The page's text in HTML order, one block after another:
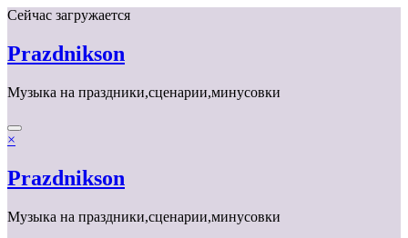
Перейти
содержимому
Сейчас загружается
Prazdnikson
Музыка на праздники,сценарии,минусовки
×
Prazdnikson
Музыка на праздники,сценарии,минусовки